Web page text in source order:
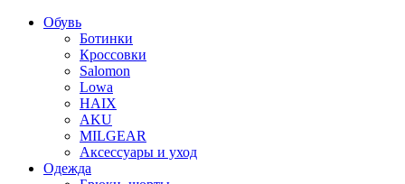
Обувь
Ботинки
Кроссовки
Salomon
Lowa
HAIX
AKU
MILGEAR
Аксессуары и уход
Одежда